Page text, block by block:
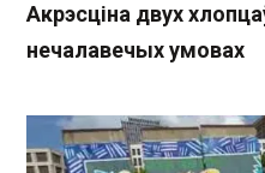
Акрэсціна двух
нечалавечых умовах